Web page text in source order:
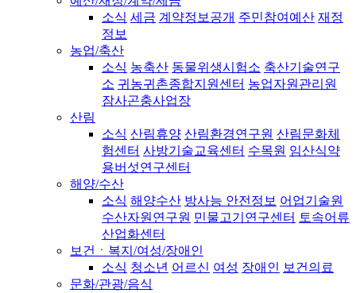
소식 세금 계약정보공개 주민참여예산 재정
정보
농업/축산
소식 농축산 동물위생시험소 축산기술연구
소 귀농귀촌종합지원센터 농업자원관리원
잠사곤충사업장
산림
소식 산림휴양 산림환경연구원 산림문화체
험센터 사방기술교육센터 수목원 임산식약
용버섯연구센터
해양/수산
소식 해양수산 방사능 안전정보 어업기술원
수산자원연구원 민물고기연구센터 토속어류
산업화센터
보건ㆍ복지/여성/장애인
소식 청소년 어르신 여성 장애인 보건의료
문화/관광/음식